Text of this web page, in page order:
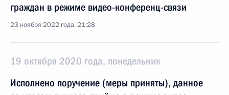
граждан в режиме видео-конференц-связи
23 ноября 2022 года, 21:28
19 октября 2020 года, понедельник
Исполнено поручение (меры приняты), данное